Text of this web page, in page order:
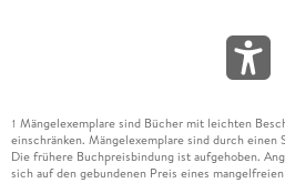
1 Mängelexemplare sind Bücher mit leichten
einschränken. Mängelexemplare sind durch einen
Die frühere Buchpreisbindung ist aufgehoben.
sich auf den gebundenen Preis eines mangelfreien